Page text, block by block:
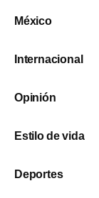
México
Internacional
Opinión
Estilo de vida
Deportes